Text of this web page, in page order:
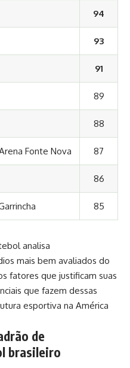
94
93
91
89
88
Fonte Nova 87
86
85
analisa
mais bem avaliados do
fatores que justificam suas
que fazem dessas
esportiva na América
de
brasileiro